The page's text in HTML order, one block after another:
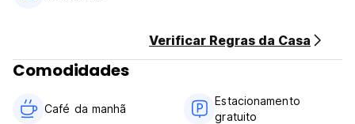
Verificar Regras da Casa
Comodidades
Café da manhã
Estacionamento
gratuito